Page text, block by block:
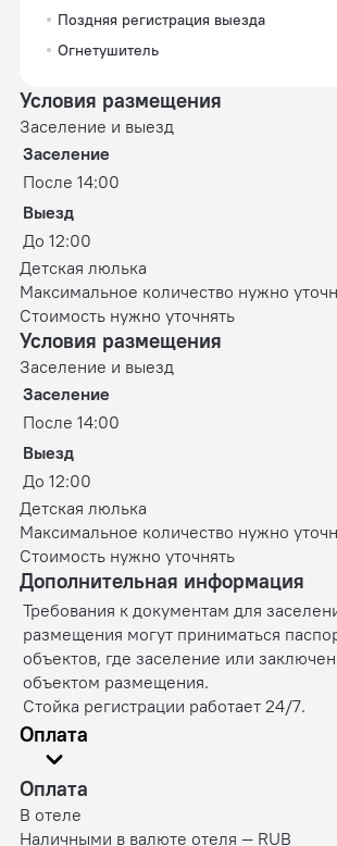
Поздняя регистрация выезда
Огнетушитель
Условия размещения
Заселение и выезд
Заселение
После 14:00
Выезд
До 12:00
Детская люлька
Максимальное количество нужно
Стоимость нужно уточнять
Условия размещения
Заселение и выезд
Заселение
После 14:00
Выезд
До 12:00
Детская люлька
Максимальное количество нужно
Стоимость нужно уточнять
Дополнительная информация
Требования к документам для
размещения могут приниматься
объектов, где заселение или
объектом размещения.
Стойка регистрации работает 24/7.
Оплата
Оплата
В отеле
Наличными в валюте отеля — RUB